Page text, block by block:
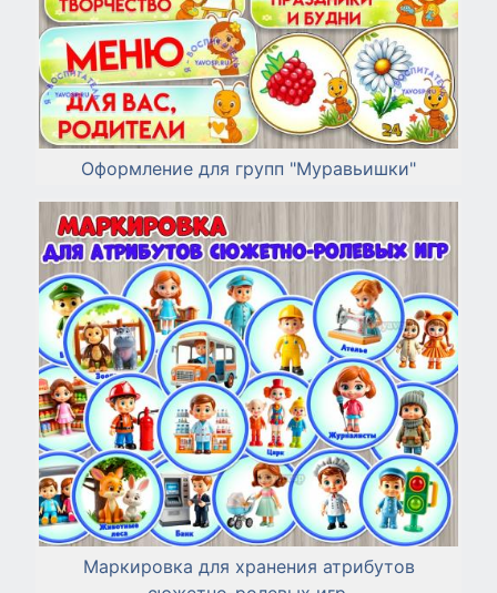
Оформление для групп "Муравьишки"
Маркировка для хранения атрибутов